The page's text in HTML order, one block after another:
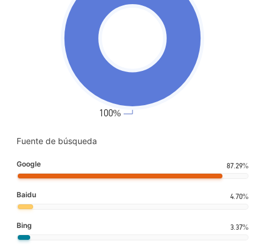
Fuente de búsqueda
Google 87.29%
Baidu 4.70%
Bing 3.37%